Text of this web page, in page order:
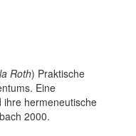
Roth) Praktische
Eine
ihre hermeneutische
2000.